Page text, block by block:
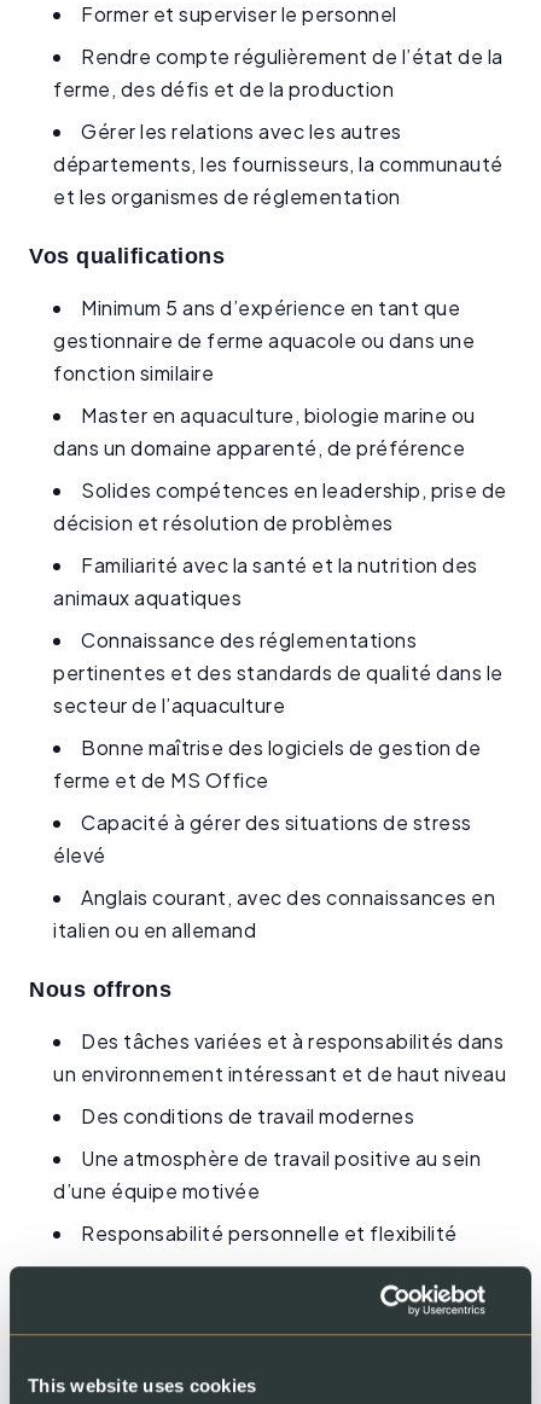
This website uses cookies
Former et superviser le personnel
Rendre compte régulièrement de l’état de la
ferme, des défis et de la production
Gérer les relations avec les autres
départements, les fournisseurs, la communauté
et les organismes de réglementation
Vos qualifications
Minimum 5 ans d’expérience en tant que
gestionnaire de ferme aquacole ou dans une
fonction similaire
Master en aquaculture, biologie marine ou
dans un domaine apparenté, de préférence
Solides compétences en leadership, prise de
décision et résolution de problèmes
Familiarité avec la santé et la nutrition des
animaux aquatiques
Connaissance des réglementations
pertinentes et des standards de qualité dans le
secteur de l’aquaculture
Bonne maîtrise des logiciels de gestion de
ferme et de MS Office
Capacité à gérer des situations de stress
élevé
Anglais courant, avec des connaissances en
italien ou en allemand
Nous offrons
Des tâches variées et à responsabilités dans
un environnement intéressant et de haut niveau
Des conditions de travail modernes
Une atmosphère de travail positive au sein
d’une équipe motivée
Responsabilité personnelle et flexibilité
Des rabais dans nos shops
Ce défi varié vous intéresse ? Nous nous